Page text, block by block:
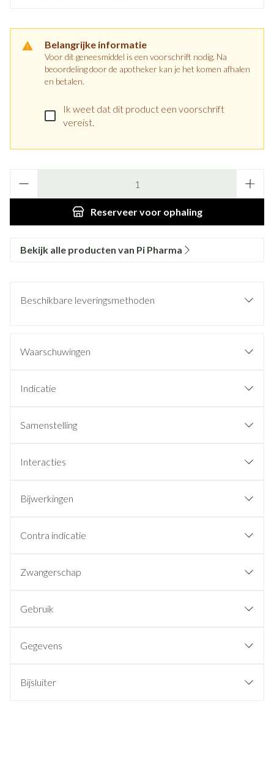
Belangrijke informatie
Voor dit geneesmiddel is een voorschrift nodig. Na
beoordeling door de apotheker kan je het komen afhalen
en betalen.
Ik weet dat dit product een voorschrift
vereist.
Reserveervoor ophaling
Bekijk alle producten van Pi Pharma
Beschikbare leveringsmethoden
Waarschuwingen
Indicatie
Samenstelling
Interacties
Bijwerkingen
Contra indicatie
Zwangerschap
Gebruik
Gegevens
Bijsluiter